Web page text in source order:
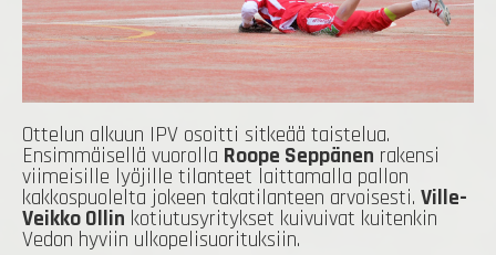
Ottelun alkuun IPV osoitti sitkeää taistelua.
Ensimmäisellä vuorolla Roope Seppänen rakensi
viimeisille lyöjille tilanteet laittamalla pallon
kakkospuolelta jokeen takatilanteen arvoisesti. Ville-
Veikko Ollin kotiutusyritykset kuivuivat kuitenkin
Vedon hyviin ulkopelisuorituksiin.